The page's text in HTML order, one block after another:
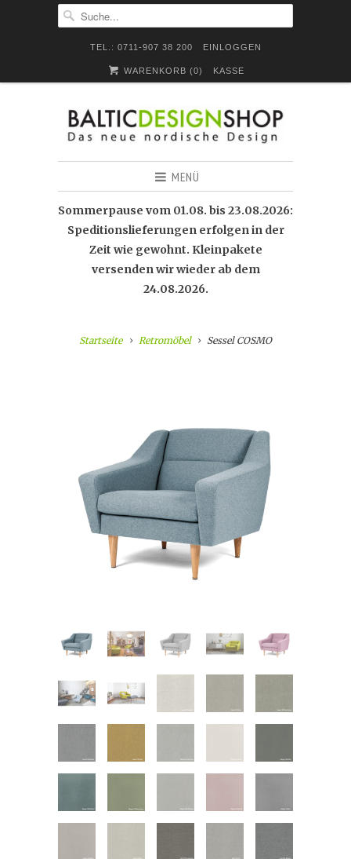
TEL.: 0711-907 38 200 EINLOGGEN
WARENKORB (0) KASSE
MENÜ
Sommerpause vom 01.08. bis 23.08.2026:
Speditionslieferungen erfolgen in der
Zeit wie gewohnt. Kleinpakete
versenden wir wieder ab dem
24.08.2026.
Startseite Retromöbel Sessel COSMO